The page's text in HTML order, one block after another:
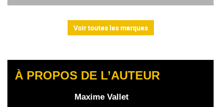
Voir toutes les marques
À PROPOS DE L’AUTEUR
Maxime Vallet